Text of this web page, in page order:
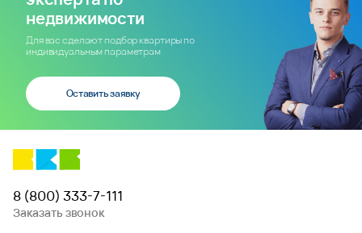
недвижимости
Для вас сделают подбор квартиры по
индивидуальным параметрам
Оставить заявку
8 (800) 333-7-111
Заказать звонок